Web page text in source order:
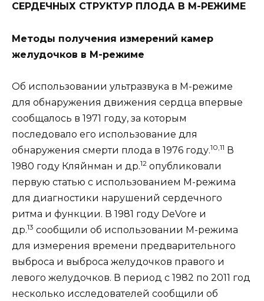
СЕРДЕЧНЫХ СТРУКТУР ПЛОДА В M-РЕЖИМЕ
Методы получения измерений камер
желудочков в М-режиме
Об использовании ультразвука в М-режиме
для обнаружения движения сердца впервые
сообщалось в 1971 году, за которым
последовало его использование для
обнаружения смерти плода в 1976 году.10,11 В
1980 году Кляйнман и др.12 опубликовали
первую статью с использованием М-режима
для диагностики нарушений сердечного
ритма и функции. В 1981 году DeVore и
др.13 сообщили об использовании M-режима
для измерения времени предварительного
выброса и выброса желудочков правого и
левого желудочков. В период с 1982 по 2011 год
несколько исследователей сообщили об